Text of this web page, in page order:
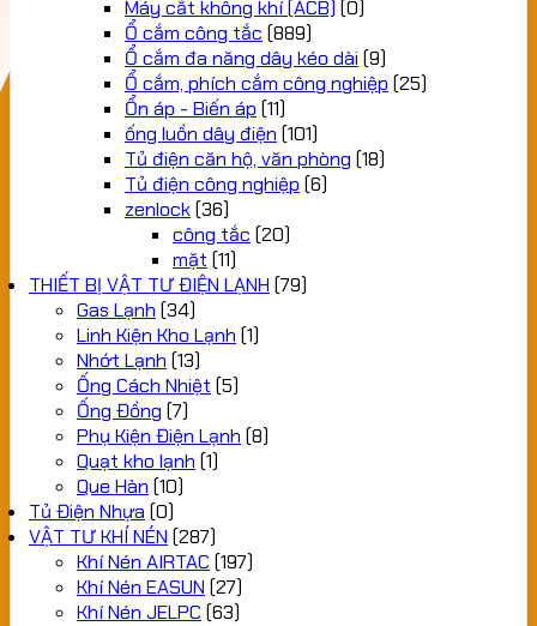
Máy cắt không khí (ACB) (0)
Ổ cắm công tắc (889)
Ổ cắm đa năng dây kéo dài (9)
Ổ cắm, phích cắm công nghiệp (25)
Ổn áp - Biến áp (11)
ống luồn dây điện (101)
Tủ điện căn hộ, văn phòng (18)
Tủ điện công nghiệp (6)
zenlock(36)
công tắc (20)
mặt (11)
THIẾT BỊ VẬT TƯ ĐIỆN LẠNH (79)
Gas Lạnh (34)
Linh Kiện Kho Lạnh (1)
Nhớt Lạnh (13)
Ống Cách Nhiệt (5)
Ống Đồng (7)
Phụ Kiện Điện Lạnh (8)
Quạt kho lạnh (1)
Que Hàn (10)
Tủ Điện Nhựa (0)
VẬT TƯ KHÍ NÉN (287)
Khí Nén AIRTAC (197)
Khí Nén EASUN (27)
Khí Nén JELPC (63)